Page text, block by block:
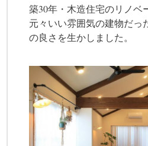
築30年・木造住宅のリノベ
元々いい雰囲気の建物だっ
の良さを生かしました。